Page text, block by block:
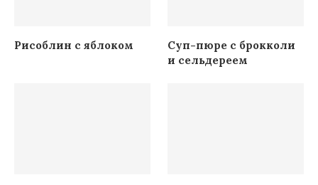
Рисоблин с яблоком
Суп-пюре с брокколи
и сельдереем